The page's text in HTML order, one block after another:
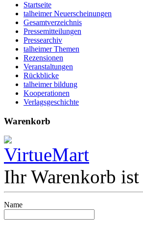
Startseite
talheimer Neuerscheinungen
Gesamtverzeichnis
Pressemitteilungen
Pressearchiv
talheimer Themen
Rezensionen
Veranstaltungen
Rückblicke
talheimer bildung
Kooperationen
Verlagsgeschichte
Warenkorb
Ihr Warenkorb
Name